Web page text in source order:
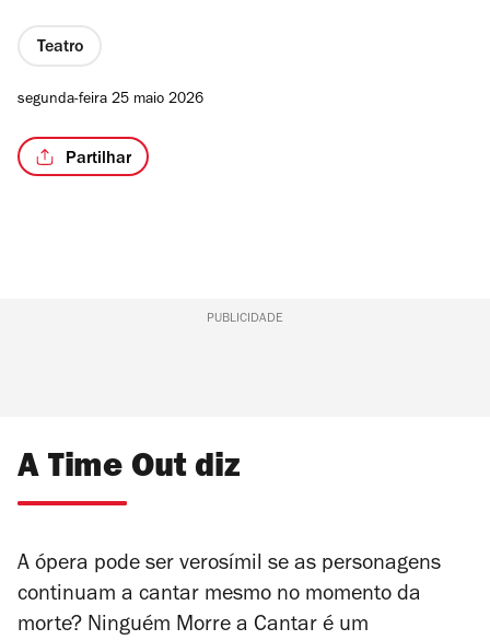
Teatro
segunda-feira 25 maio 2026
Partilhar
PUBLICIDADE
A Time Out diz
A ópera pode ser verosímil se as personagens
continuam a cantar mesmo no momento da
morte? Ninguém Morre a Cantar é um